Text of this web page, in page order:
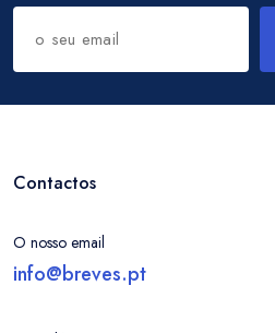
Contactos
O nosso email
info@breves.pt